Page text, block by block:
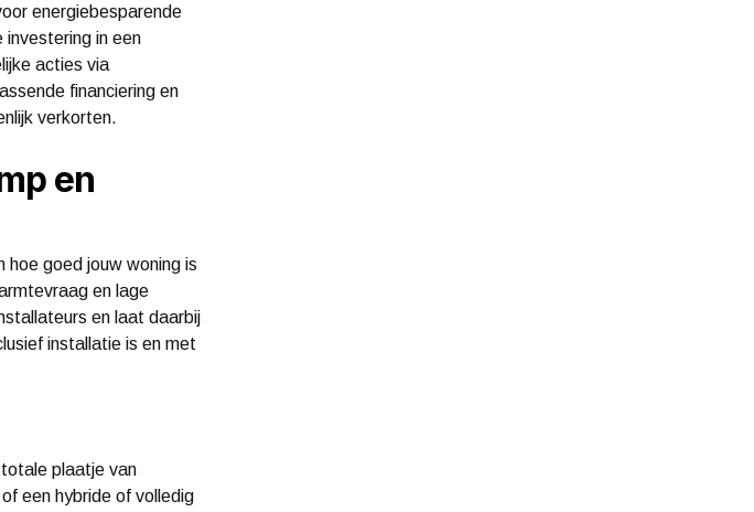
energiebesparende
in een
acties via
financiering en
verkorten.
en
goed jouw woning is
en lage
en laat daarbij
installatie is en met
totale plaatje van
een hybride of volledig